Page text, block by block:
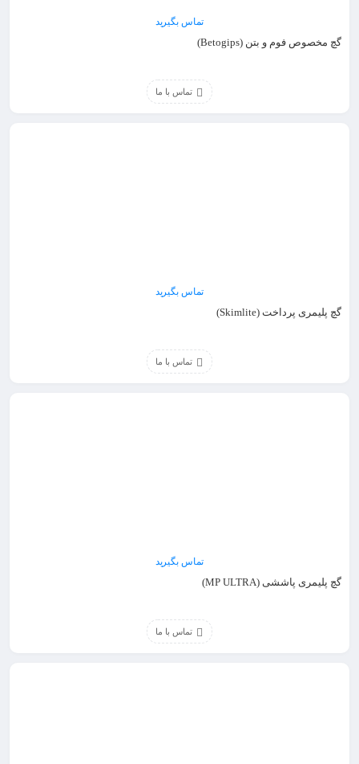
تماس بگیرید
گچ مخصوص فوم و بتن (Betogips)
تماس با ما
تماس بگیرید
گچ پلیمری پرداخت (Skimlite)
تماس با ما
تماس بگیرید
گچ پلیمری پاششی (MP ULTRA)
تماس با ما